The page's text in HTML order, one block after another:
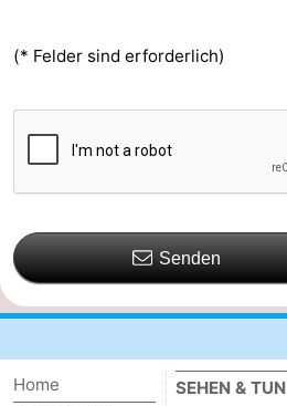
(* Felder sind erforderlich)
Senden
Home
SEHEN & TUN